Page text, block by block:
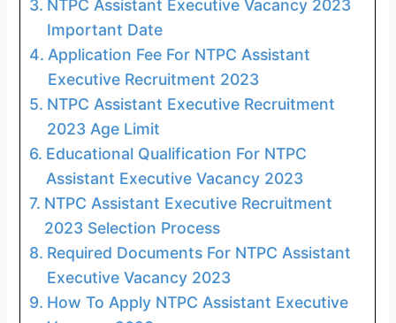
NTPC Assistant Executive Vacancy 2023
Important Date
Application Fee For NTPC Assistant
Executive Recruitment 2023
NTPC Assistant Executive Recruitment
2023 Age Limit
Educational Qualification For NTPC
Assistant Executive Vacancy 2023
NTPC Assistant Executive Recruitment
2023 Selection Process
Required Documents For NTPC Assistant
Executive Vacancy 2023
How To Apply NTPC Assistant Executive